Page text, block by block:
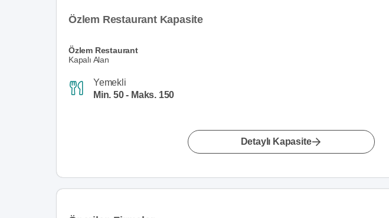
Özlem Restaurant Kapasite
Özlem Restaurant
Kapalı Alan
Yemekli
Min. 50 - Maks. 150
Detaylı Kapasite